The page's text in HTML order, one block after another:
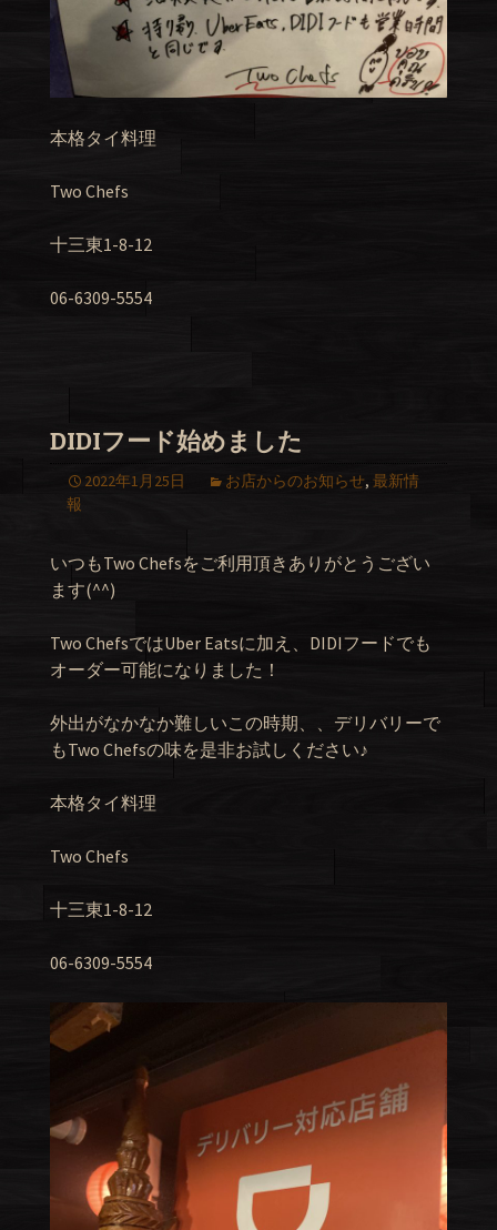
本格タイ料理
Two Chefs
十三東1-8-12
06-6309-5554
DIDIフード始めました
2022年1月25日 お店からのお知らせ, 最新情
報
いつもTwo Chefsをご利用頂きありがとうござい
ます(^^)
Two ChefsではUber Eatsに加え、DIDIフードでも
オーダー可能になりました！
外出がなかなか難しいこの時期、、デリバリーで
もTwo Chefsの味を是非お試しください♪
本格タイ料理
Two Chefs
十三東1-8-12
06-6309-5554